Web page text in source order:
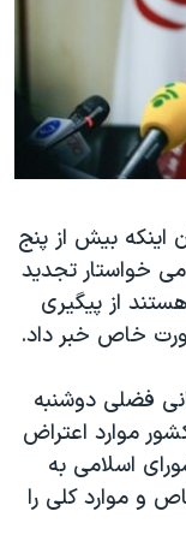
اینکه بیش از پنج
خواستار تجدید
از پیگیری
خاص خبر داد.
فضلی دوشنبه
موارد اعتراض
اسلامی به
و موارد کلی را